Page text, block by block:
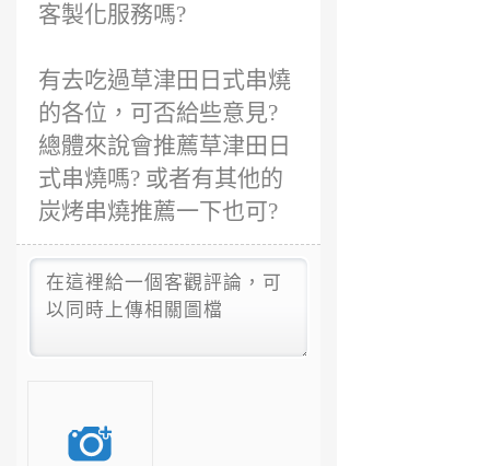
客製化服務嗎?
有去吃過草津田日式串燒
的各位，可否給些意見?
總體來說會推薦草津田日
式串燒嗎? 或者有其他的
炭烤串燒推薦一下也可?